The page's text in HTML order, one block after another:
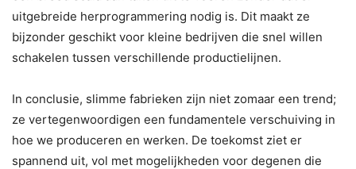
uitgebreide herprogrammering nodig is. Dit maakt ze
bijzonder geschikt voor kleine bedrijven die snel willen
schakelen tussen verschillende productielijnen.
In conclusie, slimme fabrieken zijn niet zomaar een trend;
ze vertegenwoordigen een fundamentele verschuiving in
hoe we produceren en werken. De toekomst ziet er
spannend uit, vol met mogelijkheden voor degenen die